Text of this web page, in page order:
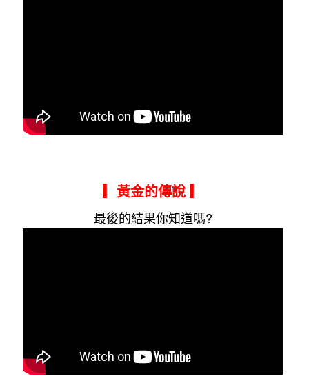
▎黃金的傳說 ▎
最後的結果你知道嗎?